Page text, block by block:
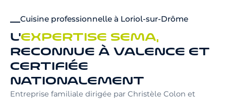
Cuisine professionnelle à Loriol-sur-Drôme
L'EXPERTISE SEMA,
RECONNUE À VALENCE ET
CERTIFIÉE
NATIONALEMENT
Entreprise familiale dirigée par Christèle Colon et